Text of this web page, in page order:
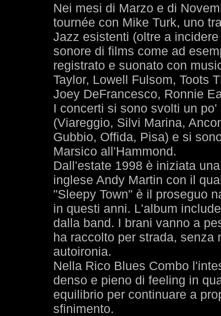
Nei mesi di Marzo e di
tournée con Mike Turk, uno
Jazz esistenti (oltre a
sonore di films come ad
registrato e suonato con
Taylor, Lowell Fulsom, Toots
Joey DeFrancesco, Ronnie
I concerti si sono svolti un
(Viareggio, Silvi Marina,
Gubbio, Offida, Pisa) e si
Marsico all'Hammond.
Dall'estate 1998 è iniziata
inglese Andy Martin con il
"Sleepy Town" è il proseguo
in questi anni. L'album
dalla band. I brani vanno a
ha raccolto per strada, senza
autoironia.
Nella Rico Blues Combo
denso e pieno di feeling in
equilibrio per continuare a
sfinimento.